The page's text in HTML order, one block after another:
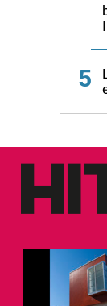
Webgune
baliatzen 5